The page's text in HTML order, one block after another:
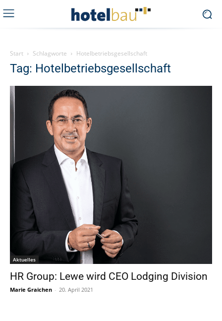
Start Schlagworte Hotelbetriebsgesellschaft
Tag: Hotelbetriebsgesellschaft
Aktuelles
HR Group: Lewe wird CEO Lodging Division
Marie Graichen - 20. April 2021